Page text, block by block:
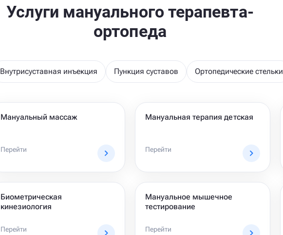
Услуги мануального терапевта-
ортопеда
Внутрисуставная инъекция Пункция суставов Ортопедические стельки
Мануальный массаж
Перейти
Мануальная терапия детская
Перейти
Биометрическая
кинезиология
Перейти
Мануальное мышечное
тестирование
Перейти